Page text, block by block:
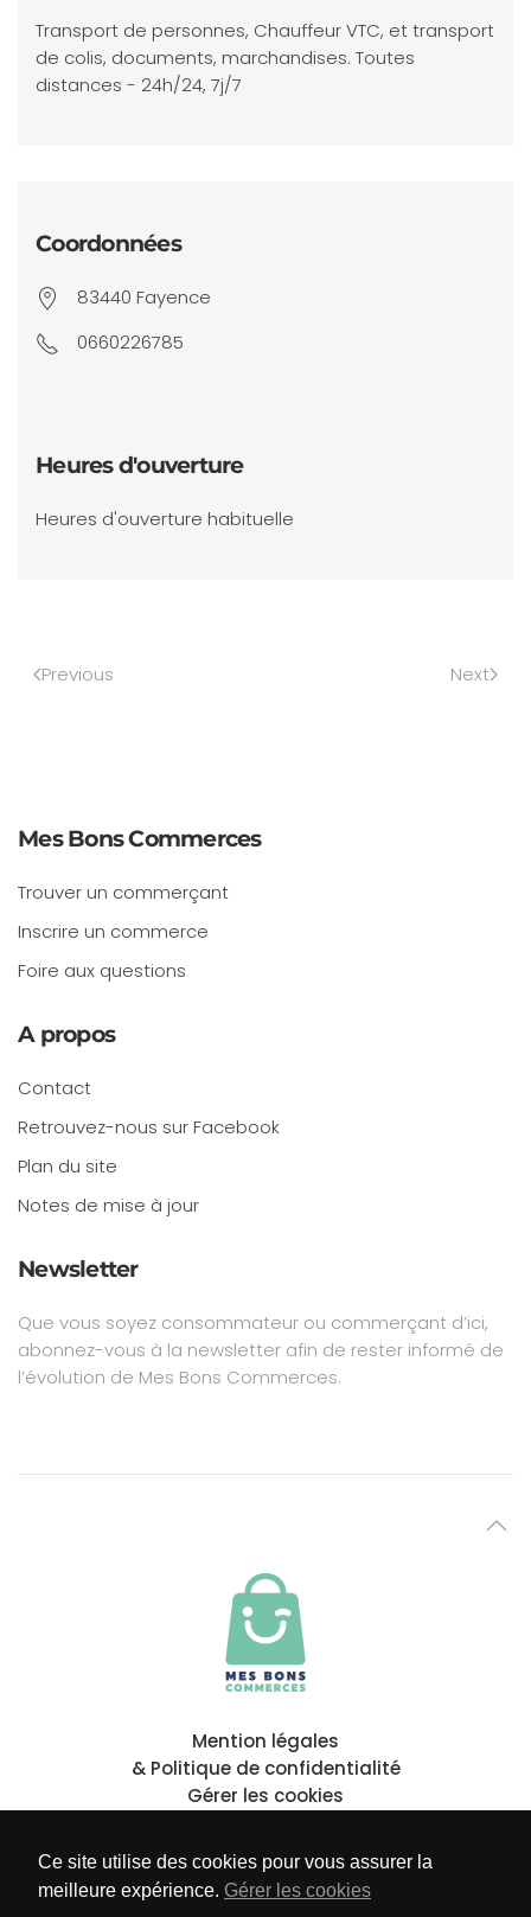
Transport de personnes, Chauffeur VTC, et transport
de colis, documents, marchandises. Toutes
distances - 24h/24, 7j/7
Coordonnées
83440 Fayence
0660226785
Heures d'ouverture
Heures d'ouverture habituelle
Previous Next
Mes Bons Commerces
Trouver un commerçant
Inscrire un commerce
Foire aux questions
A propos
Contact
Retrouvez-nous sur Facebook
Plan du site
Notes de mise à jour
Newsletter
Que vous soyez consommateur ou commerçant d’ici,
abonnez-vous à la newsletter afin de rester informé de
l’évolution de Mes Bons Commerces.
Mention légales
& Politique de confidentialité
Gérer les cookies
Ce site utilise des cookies pour vous assurer la
meilleure expérience. Gérer les cookies